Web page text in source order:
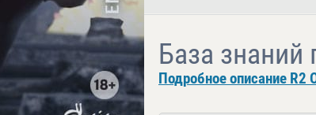
База знаний
Подробное описание R2